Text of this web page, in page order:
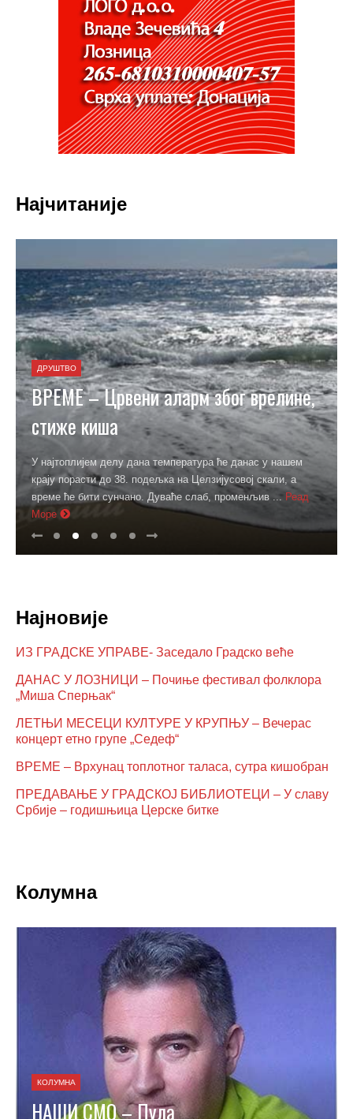
Најчитаније
ДРУШТВО
ВРЕМЕ – Црвени аларм због врелине,
стиже киша
У најтоплијем делу дана температура ће данас у нашем
крају порасти до 38. подељка на Целзијусовој скали, а
време ће бити сунчано. Дуваће слаб, променљив ... Реад
Море
Најновије
ИЗ ГРАДСКЕ УПРАВЕ- Заседало Градско веће
ДАНАС У ЛОЗНИЦИ – Почиње фестивал фолклора
„Миша Сперњак“
ЛЕТЊИ МЕСЕЦИ КУЛТУРЕ У КРУПЊУ – Вечерас
концерт етно групе „Седеф“
ВРЕМЕ – Врхунац топлотног таласа, сутра кишобран
ПРЕДАВАЊЕ У ГРАДСКОЈ БИБЛИОТЕЦИ – У славу
Србије – годишњица Церске битке
Колумна
КОЛУМНА
НАШИ СМО – Пула